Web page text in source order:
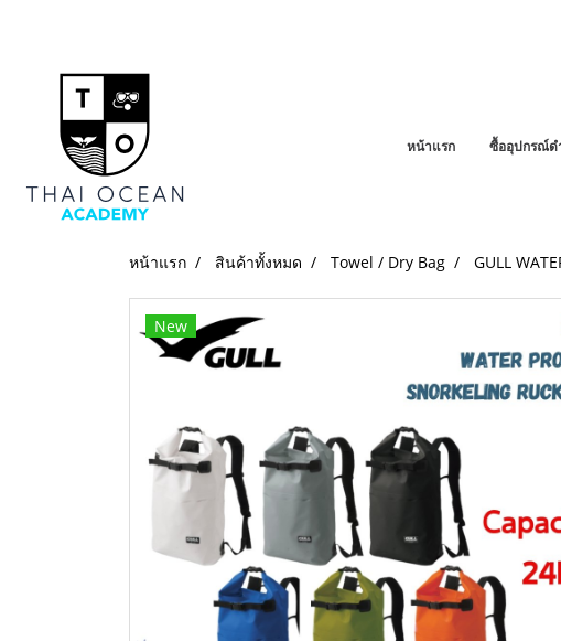
หน้าแรก ซื้ออุปกรณ์ด
หน้าแรก สินค้าทั้งหมด Towel / Dry Bag GULL
New